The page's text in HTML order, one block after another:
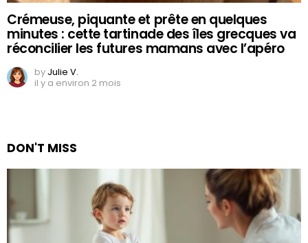
Crémeuse, piquante et prête en quelques
minutes : cette tartinade des îles grecques va
réconcilier les futures mamans avec l’apéro
by Julie V.
il y a environ 2 mois
DON'T MISS